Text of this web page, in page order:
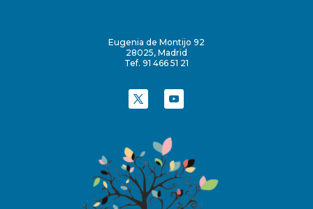
Eugenia de Montijo 92
28025, Madrid
Tef. 91 466 51 21